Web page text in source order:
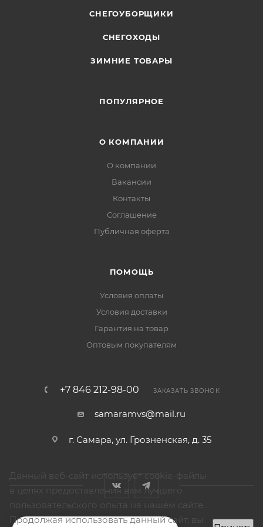
СНЕГОУБОРЩИКИ
СНЕГОХОДЫ
ЗИМНИЕ ТОВАРЫ
ПОПУЛЯРНОЕ
О КОМПАНИИ
О компании
Вакансии
Контакты
Соглашение
Публичная оферта
ПОМОЩЬ
Условия оплаты
Условия доставки
Гарантия на товар
Оптовым покупателям
+7 846 212-98-00 ЗАКАЗАТЬ ЗВОНОК
samaramvs@mail.ru
г. Самара, ул. Грозненская, д. 35
Данный веб-сайт использует cookie-файлы
в целях предоставления вам лучшего
пользовательского опыта на нашем сайте.
Продолжая использовать данный сайт, вы